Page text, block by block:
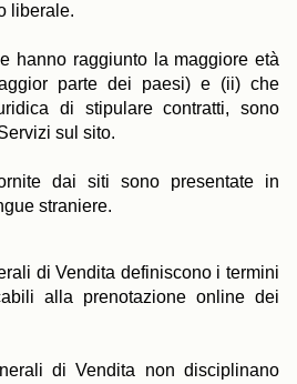
liberale.
hanno raggiunto la maggiore età
parte dei paesi) e (ii) che
di stipulare contratti, sono
sul sito.
dai siti sono presentate in
straniere.
di Vendita definiscono i termini
alla prenotazione online dei
di Vendita non disciplinano